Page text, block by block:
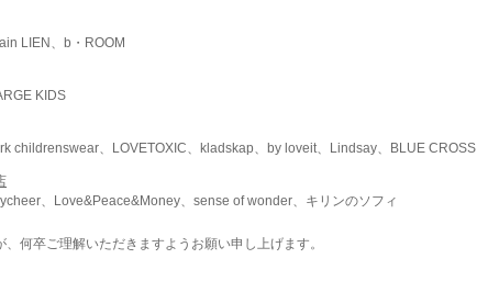
LIEN、b・ROOM
KIDS
childrenswear、LOVETOXIC、kladskap、by loveit、Lindsay、BLUE CROSS
、Love&Peace&Money、sense of wonder、キリンのソフィ
何卒ご理解いただきますようお願い申し上げます。